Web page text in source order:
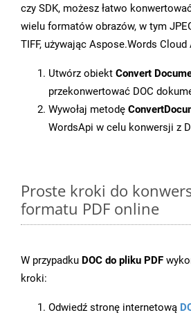
czy SDK, możesz łatwo
wielu formatów obrazów, w tym
TIFF, używając Aspose.Words Cloud
Utwórz obiekt Convert
przekonwertować DOC
Wywołaj metodę
WordsApi w celu konwersji z
Proste kroki do
formatu PDF online
W przypadku DOC do pliku PDF
kroki:
Odwiedź stronę internetową